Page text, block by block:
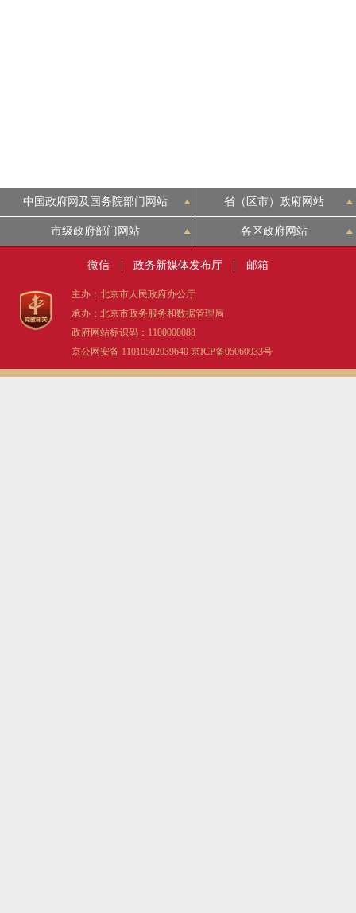
中国政府网及国务院部门网站 省（区市）政府网站
市级政府部门网站 各区政府网站
微信 政务新媒体发布厅 邮箱
主办：北京市人民政府办公厅
承办：北京市政务服务和数据管理局
政府网站标识码：1100000088
京公网安备 11010502039640 京ICP备05060933号